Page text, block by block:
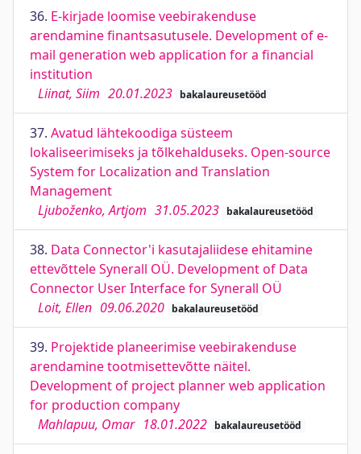
36. E-kirjade loomise veebirakenduse
arendamine finantsasutusele. Development of e-
mail generation web application for a financial
institution
Liinat, Siim 20.01.2023 bakalaureusetööd
37. Avatud lähtekoodiga süsteem
lokaliseerimiseks ja tõlkehalduseks. Open-source
System for Localization and Translation
Management
Ljuboženko, Artjom 31.05.2023 bakalaureusetööd
38. Data Connector'i kasutajaliidese ehitamine
ettevõttele Synerall OÜ. Development of Data
Connector User Interface for Synerall OÜ
Loit, Ellen 09.06.2020 bakalaureusetööd
39. Projektide planeerimise veebirakenduse
arendamine tootmisettevõtte näitel.
Development of project planner web application
for production company
Mahlapuu, Omar 18.01.2022 bakalaureusetööd